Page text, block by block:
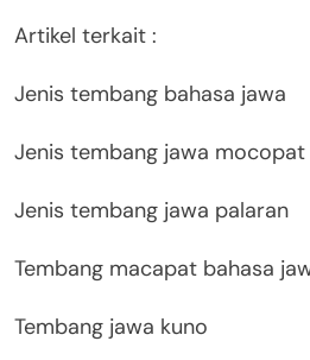
Artikel terkait :
Jenis tembang bahasa jawa
Jenis tembang jawa mocopat
Jenis tembang jawa palaran
Tembang macapat bahasa
Tembang jawa kuno